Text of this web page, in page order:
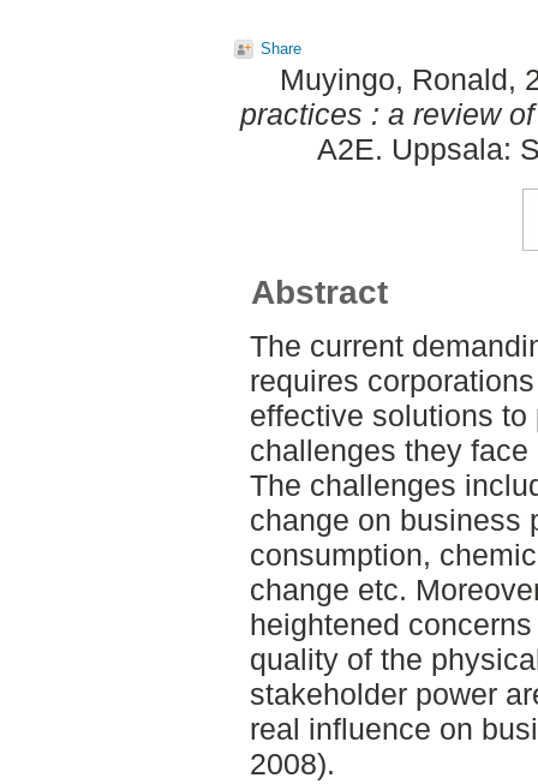
Share
Muyingo, Ronald,
practices : a review
A2E. Uppsala:
Abstract
The current
requires
effective solutions
challenges they
The challenges
change on business
consumption,
change etc.
heightened
quality of the
stakeholder power
real influence on
2008).